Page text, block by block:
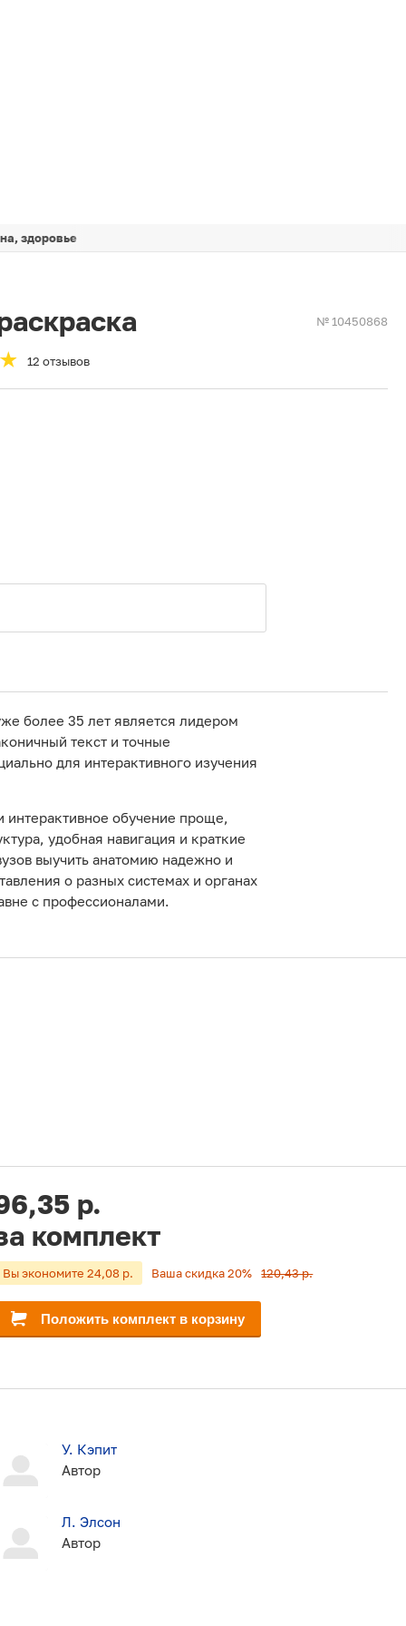
здоровье
№ 10450868
12 отзывов
более 35 лет является лидером
текст и точные
для интерактивного изучения
интерактивное обучение проще,
удобная навигация и краткие
выучить анатомию надежно и
о разных системах и органах
с профессионалами.
р.
комплект
Вы экономите 24,08 р. Ваша скидка 20% 120,43 р.
Положить комплект в корзину
У. Кэпит
Автор
Л. Элсон
Автор